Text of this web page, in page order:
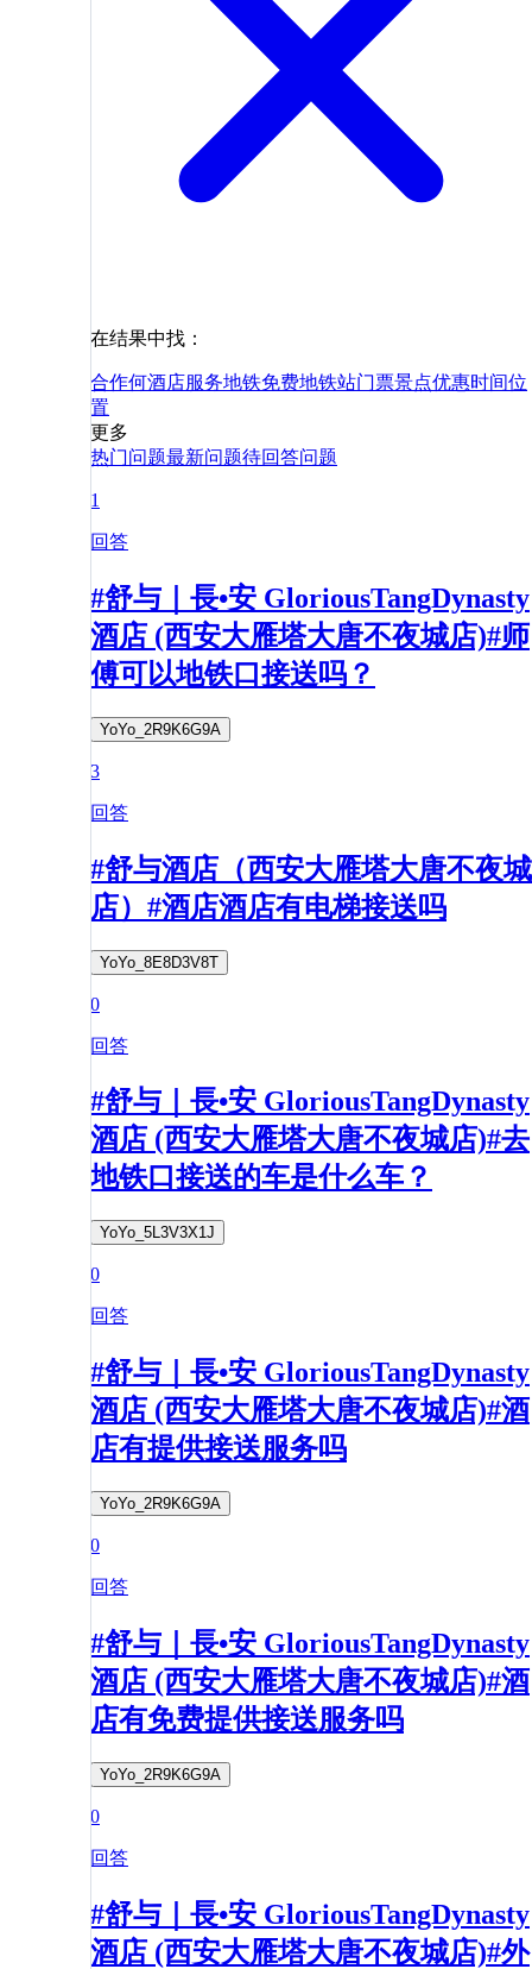
在结果中找：
合作何酒店服务地铁免费地铁站门票景点优惠时间位
置
更多
热门问题最新问题待回答问题
1
回答
#舒与｜長•安 GloriousTangDynasty
酒店 (西安大雁塔大唐不夜城店)#师
傅可以地铁口接送吗？
YoYo_2R9K6G9A
3
回答
#舒与酒店（西安大雁塔大唐不夜城
店）#酒店酒店有电梯接送吗
YoYo_8E8D3V8T
0
回答
#舒与｜長•安 GloriousTangDynasty
酒店 (西安大雁塔大唐不夜城店)#去
地铁口接送的车是什么车？
YoYo_5L3V3X1J
0
回答
#舒与｜長•安 GloriousTangDynasty
酒店 (西安大雁塔大唐不夜城店)#酒
店有提供接送服务吗
YoYo_2R9K6G9A
0
回答
#舒与｜長•安 GloriousTangDynasty
酒店 (西安大雁塔大唐不夜城店)#酒
店有免费提供接送服务吗
YoYo_2R9K6G9A
0
回答
#舒与｜長•安 GloriousTangDynasty
酒店 (西安大雁塔大唐不夜城店)#外